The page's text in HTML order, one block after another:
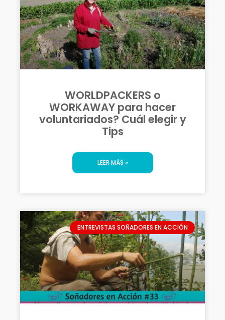
WORLDPACKERS o
WORKAWAY para hacer
voluntariados? Cuál elegir y
Tips
LEER MÁS »
ENTREVISTAS SOÑADORES EN ACCIÓN